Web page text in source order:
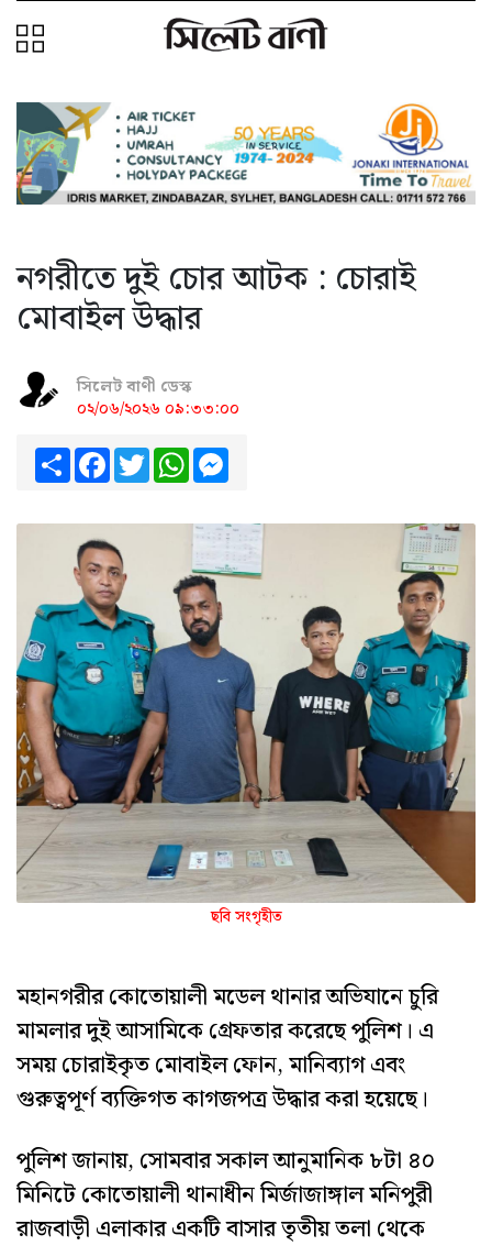
নগরীতে দুই চোর আটক : চোরাই
মোবাইল উদ্ধার
সিলেট বাণী ডেস্ক
০২/০৬/২০২৬ ০৯:৩৩:০০
ShareFacebook
TwitterWhatsApp
ছবি সংগৃহীত
মহানগরীর কোতোয়ালী মডেল থানার অভিযানে চুরি
মামলার দুই আসামিকে গ্রেফতার করেছে পুলিশ। এ
সময় চোরাইকৃত মোবাইল ফোন, মানিব্যাগ এবং
গুরুত্বপূর্ণ ব্যক্তিগত কাগজপত্র উদ্ধার করা হয়েছে।
পুলিশ জানায়, সোমবার সকাল আনুমানিক ৮টা ৪০
মিনিটে কোতোয়ালী থানাধীন মির্জাজাঙ্গাল মনিপুরী
রাজবাড়ী এলাকার একটি বাসার তৃতীয় তলা থেকে